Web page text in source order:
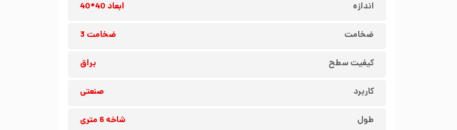
اندازه ابعاد 40*40
ضخامت ضخامت 3
کیفیت سطح براق
کاربرد صنعتی
طول شاخه 6 متری